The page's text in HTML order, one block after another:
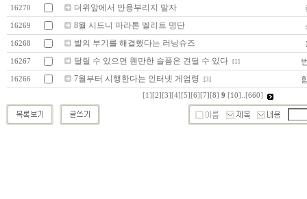
16270 더위앞에서 만용부리지 말자
16269 8월 시드니 마라톤 엘리트 명단
16268 발의 부기를 해결했다는 러닝슈즈
16267 달릴 수 있으면 웬만한 슬픔은 견딜 수 있다 [1]
16266 7월부터 시행한다는 인터넷 게엄령 [3]
[1] [2] [3] [4] [5] [6] [7] [8] 9 [10] [660]